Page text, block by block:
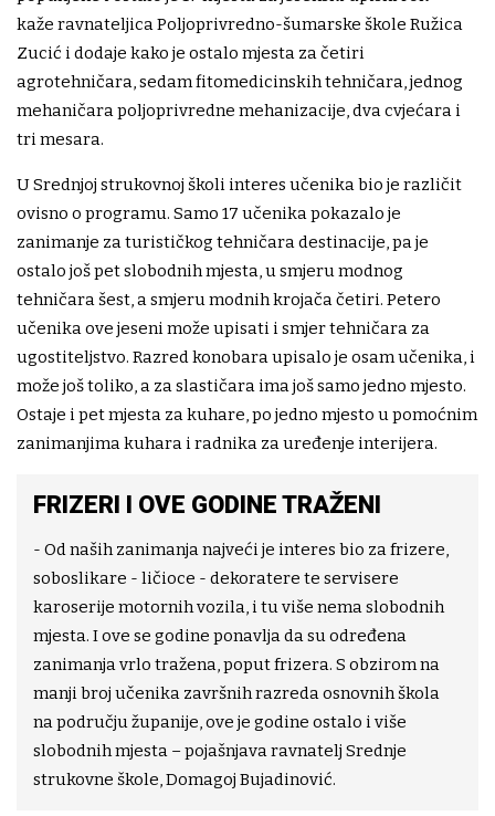
kaže ravnateljica Poljoprivredno-šumarske škole Ružica
Zucić i dodaje kako je ostalo mjesta za četiri
agrotehničara, sedam fitomedicinskih tehničara, jednog
mehaničara poljoprivredne mehanizacije, dva cvjećara i
tri mesara.
U Srednjoj strukovnoj školi interes učenika bio je različit
ovisno o programu. Samo 17 učenika pokazalo je
zanimanje za turističkog tehničara destinacije, pa je
ostalo još pet slobodnih mjesta, u smjeru modnog
tehničara šest, a smjeru modnih krojača četiri. Petero
učenika ove jeseni može upisati i smjer tehničara za
ugostiteljstvo. Razred konobara upisalo je osam učenika, i
može još toliko, a za slastičara ima još samo jedno mjesto.
Ostaje i pet mjesta za kuhare, po jedno mjesto u pomoćnim
zanimanjima kuhara i radnika za uređenje interijera.
FRIZERI I OVE GODINE TRAŽENI
- Od naših zanimanja najveći je interes bio za frizere,
soboslikare - ličioce - dekoratere te servisere
karoserije motornih vozila, i tu više nema slobodnih
mjesta. I ove se godine ponavlja da su određena
zanimanja vrlo tražena, poput frizera. S obzirom na
manji broj učenika završnih razreda osnovnih škola
na području županije, ove je godine ostalo i više
slobodnih mjesta – pojašnjava ravnatelj Srednje
strukovne škole, Domagoj Bujadinović.